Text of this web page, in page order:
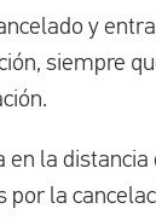
y
siempre
la distancia
por la